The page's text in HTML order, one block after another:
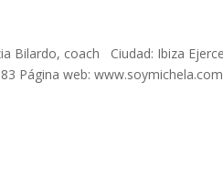
Bilardo, coach Ciudad: Ibiza
Página web: www.soymichela.com